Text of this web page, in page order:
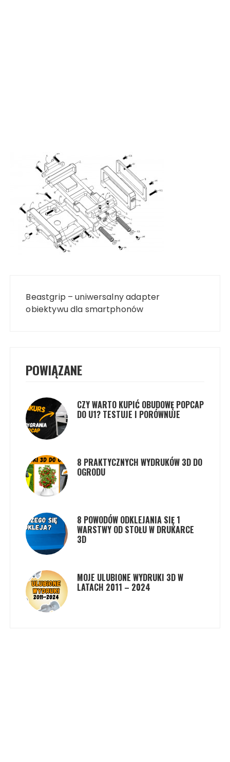
wpisu
Beastgrip – uniwersalny adapter
obiektywu dla smartphonów
POWIĄZANE
CZY WARTO KUPIĆ OBUDOWĘ POPCAP
DO U1? TESTUJE I PORÓWNUJE
8 PRAKTYCZNYCH WYDRUKÓW 3D DO
OGRODU
8 POWODÓW ODKLEJANIA SIĘ 1
WARSTWY OD STOŁU W DRUKARCE
3D
MOJE ULUBIONE WYDRUKI 3D W
LATACH 2011 – 2024